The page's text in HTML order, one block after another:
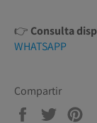
👉 Consulta
WHATSAPP
Compartir
Compartir
Tuitear